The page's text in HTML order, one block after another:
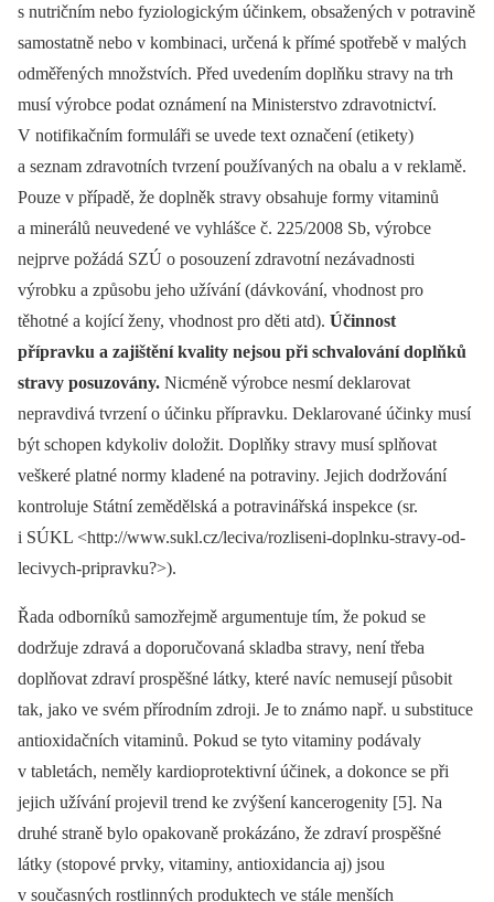
s nutričním nebo fyziologickým účinkem, obsažených v potravině
samostatně nebo v kombinaci, určená k přímé spotřebě v malých
odměřených množstvích. Před uvedením doplňku stravy na trh
musí výrobce podat oznámení na Ministerstvo zdravotnictví.
V notifikačním formuláři se uvede text označení (etikety)
a seznam zdravotních tvrzení používaných na obalu a v reklamě.
Pouze v případě, že doplněk stravy obsahuje formy vitaminů
a minerálů neuvedené ve vyhlášce č. 225/2008 Sb, výrobce
nejprve požádá SZÚ o posouzení zdravotní nezávadnosti
výrobku a způsobu jeho užívání (dávkování, vhodnost pro
těhotné a kojící ženy, vhodnost pro děti atd). Účinnost
přípravku a zajištění kvality nejsou při schvalování doplňků
stravy posuzovány. Nicméně výrobce nesmí deklarovat
nepravdivá tvrzení o účinku přípravku. Deklarované účinky musí
být schopen kdykoliv doložit. Doplňky stravy musí splňovat
veškeré platné normy kladené na potraviny. Jejich dodržování
kontroluje Státní zemědělská a potravinářská inspekce (sr.
i SÚKL <http://www.sukl.cz/leciva/rozliseni-doplnku-stravy-od-
lecivych-pripravku?>).
Řada odborníků samozřejmě argumentuje tím, že pokud se
dodržuje zdravá a doporučovaná skladba stravy, není třeba
doplňovat zdraví prospěšné látky, které navíc nemusejí působit
tak, jako ve svém přírodním zdroji. Je to známo např. u substituce
antioxidačních vitaminů. Pokud se tyto vitaminy podávaly
v tabletách, neměly kardioprotektivní účinek, a dokonce se při
jejich užívání projevil trend ke zvýšení kancerogenity [5]. Na
druhé straně bylo opakovaně prokázáno, že zdraví prospěšné
látky (stopové prvky, vitaminy, antioxidancia aj) jsou
v současných rostlinných produktech ve stále menších